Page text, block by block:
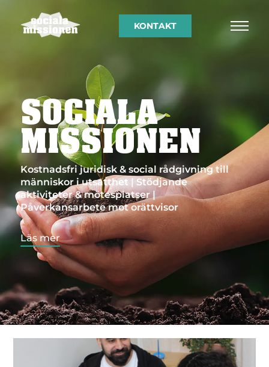
KONTAKT
SOCIALA
MISSIONEN
Kostnadsfri juridisk & social rådgivning till
människor i utsatthet | Stödjande
aktiviteter & mötesplatser |
Påverkansarbete mot orättvisor
Läs mer